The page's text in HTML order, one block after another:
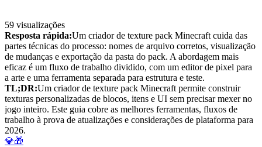
59 visualizações
Resposta rápida:Um criador de texture pack Minecraft cuida das
partes técnicas do processo: nomes de arquivo corretos, visualização
de mudanças e exportação da pasta do pack. A abordagem mais
eficaz é um fluxo de trabalho dividido, com um editor de pixel para
a arte e uma ferramenta separada para estrutura e teste.
TL;DR:Um criador de texture pack Minecraft permite construir
texturas personalizadas de blocos, itens e UI sem precisar mexer no
jogo inteiro. Este guia cobre as melhores ferramentas, fluxos de
trabalho à prova de atualizações e considerações de plataforma para
2026.
💎🎁